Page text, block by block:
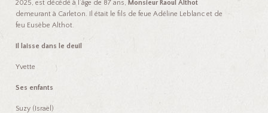
Li o
ge
2025, est décédé à l’âge de 87 ans,Monsieur Raoul Althot
demeurant à Carleton. Il était le fils de feue Adéline Leblanc et de
feu Eusèbe Althot.
Il laisse dans le deuil
Yvette
Ses enfants
Suzy (Israël)